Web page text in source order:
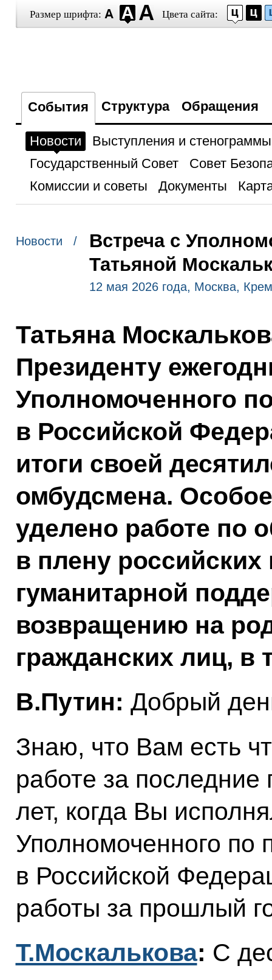
Размер шрифта: Цвета сайта:
События Структура Обращения
Новости
Выступления и стенограммы
Государственный Совет
Совет
Комиссии и советы
Документы
Новости /
Встреча с
Татьяной
12 мая 2026 года, Москва,
Татьяна
Президенту
Уполномоченного
в Российской
итоги своей
омбудсмена.
уделено работе по
в плену
гуманитарной
возвращению на
гражданских лиц, в
В.Путин: Добрый
Знаю, что Вам есть
работе за последние
лет, когда Вы
Уполномоченного по
в Российской
работы за прошлый
Т.Москалькова: С